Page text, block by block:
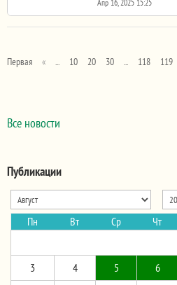
Апр 16, 2025 15:25
Международная
заявила, что арест
Первая
« ... 10 20 30 ... 118 119
Все новости
Публикации
Пн Вт Ср Чт
3
4 5 6